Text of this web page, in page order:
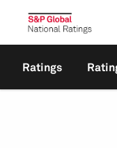
Ratings